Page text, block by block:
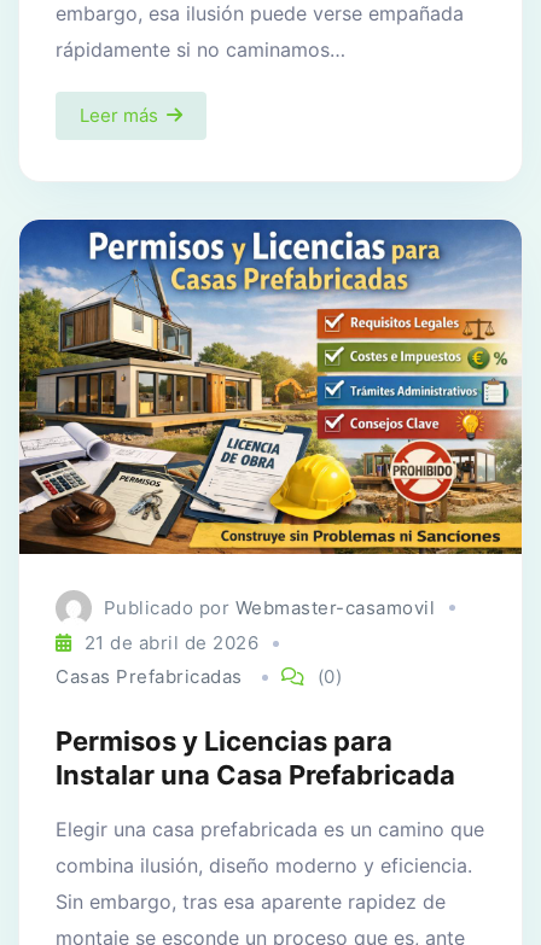
embargo, esa ilusión puede verse empañada
rápidamente si no caminamos…
Leer más
Publicado por Webmaster-casamovil
21 de abril de 2026
Casas Prefabricadas
(0)
Permisos y Licencias para
Instalar una Casa Prefabricada
Elegir una casa prefabricada es un camino que
combina ilusión, diseño moderno y eficiencia.
Sin embargo, tras esa aparente rapidez de
montaje se esconde un proceso que es, ante